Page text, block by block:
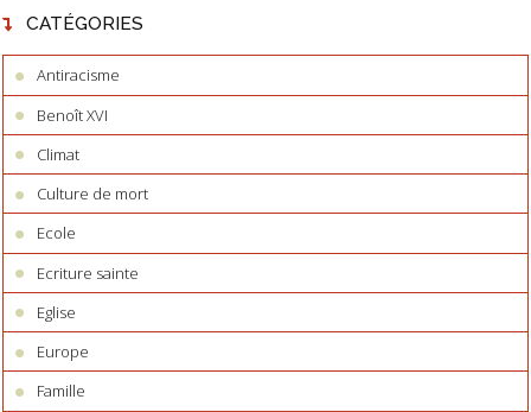
CATÉGORIES
Antiracisme
Benoît XVI
Climat
Culture de mort
Ecole
Ecriture sainte
Eglise
Europe
Famille